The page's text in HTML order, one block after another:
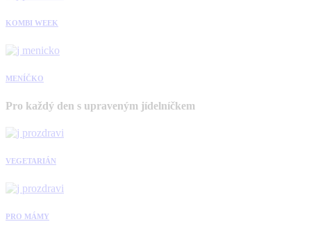
KOMBI WEEK
MENÍČKO
Pro každý den s upraveným jídelníčkem
VEGETARIÁN
PRO MÁMY